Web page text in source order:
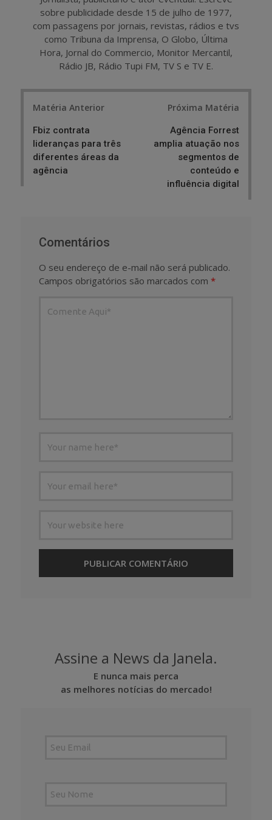
sobre publicidade desde 15 de julho de 1977,
com passagens por jornais, revistas, rádios e tvs
como Tribuna da Imprensa, O Globo, Última
Hora, Jornal do Commercio, Monitor Mercantil,
Rádio JB, Rádio Tupi FM, TV S e TV E.
Matéria Anterior
Fbiz contrata
lideranças para três
diferentes áreas da
agência
Próxima Matéria
Agência Forrest
amplia atuação nos
segmentos de
conteúdo e
influência digital
Comentários
O seu endereço de e-mail não será publicado.
Campos obrigatórios são marcados com *
Assine a News da Janela.
E nunca mais perca
as melhores notícias do mercado!